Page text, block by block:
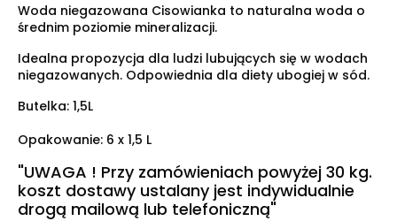
Woda niegazowana Cisowianka to naturalna woda o
średnim poziomie mineralizacji.
Idealna propozycja dla ludzi lubujących się w wodach
niegazowanych. Odpowiednia dla diety ubogiej w sód.
Butelka: 1,5L
Opakowanie: 6 x 1,5 L
"UWAGA ! Przy zamówieniach powyżej 30 kg.
koszt dostawy ustalany jest indywidualnie
drogą mailową lub telefoniczną"